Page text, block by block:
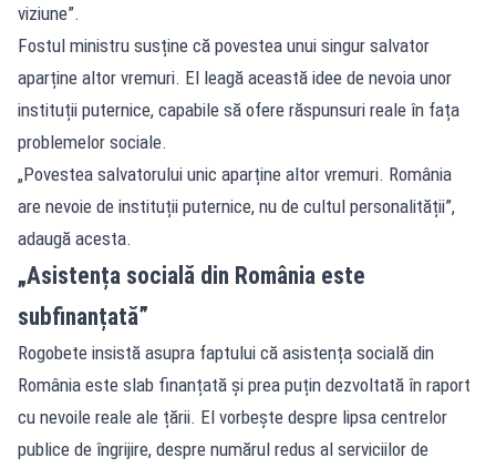
viziune”.
Fostul ministru susține că povestea unui singur salvator
aparține altor vremuri. El leagă această idee de nevoia unor
instituții puternice, capabile să ofere răspunsuri reale în fața
problemelor sociale.
„Povestea salvatorului unic aparține altor vremuri. România
are nevoie de instituții puternice, nu de cultul personalității”,
adaugă acesta.
„Asistența socială din România este
subfinanțată”
Rogobete insistă asupra faptului că asistența socială din
România este slab finanțată și prea puțin dezvoltată în raport
cu nevoile reale ale țării. El vorbește despre lipsa centrelor
publice de îngrijire, despre numărul redus al serviciilor de